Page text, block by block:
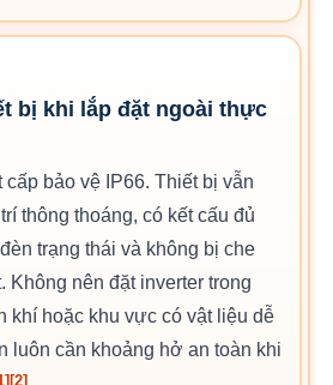
bị khi lắp đặt ngoài thực
cấp bảo vệ IP66. Thiết bị vẫn
thông thoáng, có kết cấu đủ
trạng thái và không bị che
Không nên đặt inverter trong
khí hoặc khu vực có vật liệu dễ
luôn cần khoảng hở an toàn khi
[2]